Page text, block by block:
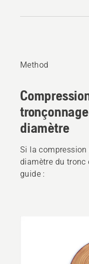
Method
diamètre
Si la compression
diamètre du tronc
guide :